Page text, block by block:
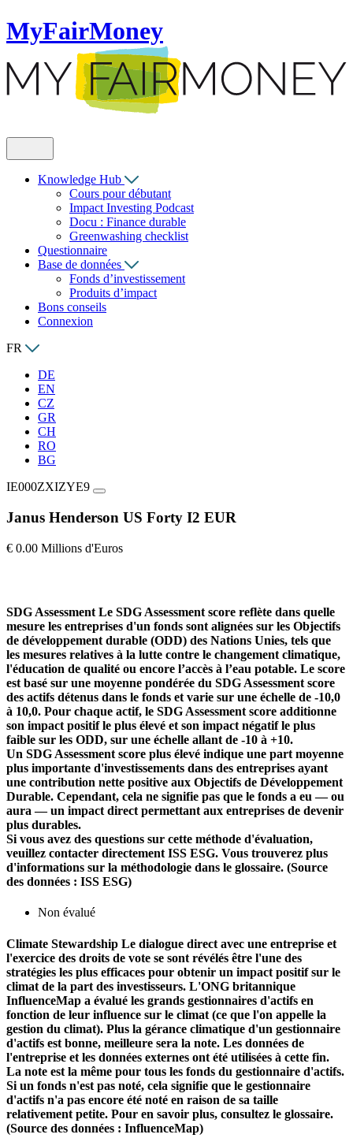
MyFairMoney
Knowledge Hub
Cours pour débutant
Impact Investing Podcast
Docu : Finance durable
Greenwashing checklist
Questionnaire
Base de données
Fonds d’investissement
Produits d’impact
Bons conseils
Connexion
FR
DE
EN
CZ
GR
CH
RO
BG
IE000ZXIZYE9
Janus Henderson US Forty I2 EUR
€ 0.00 Millions d'Euros
SDG Assessment Le SDG Assessment score reflète dans quelle
mesure les entreprises d'un fonds sont alignées sur les Objectifs
de développement durable (ODD) des Nations Unies, tels que
les mesures relatives à la lutte contre le changement climatique,
l'éducation de qualité ou encore l’accès à l’eau potable. Le score
est basé sur une moyenne pondérée du SDG Assessment score
des actifs détenus dans le fonds et varie sur une échelle de -10,0
à 10,0. Pour chaque actif, le SDG Assessment score additionne
son impact positif le plus élevé et son impact négatif le plus
faible sur les ODD, sur une échelle allant de -10 à +10.
Un SDG Assessment score plus élevé indique une part moyenne
plus importante d'investissements dans des entreprises ayant
une contribution nette positive aux Objectifs de Développement
Durable. Cependant, cela ne signifie pas que le fonds a eu — ou
aura — un impact direct permettant aux entreprises de devenir
plus durables.
Si vous avez des questions sur cette méthode d'évaluation,
veuillez contacter directement ISS ESG. Vous trouverez plus
d'informations sur la méthodologie dans le glossaire. (Source
des données : ISS ESG)
Non évalué
Climate Stewardship Le dialogue direct avec une entreprise et
l'exercice des droits de vote se sont révélés être l'une des
stratégies les plus efficaces pour obtenir un impact positif sur le
climat de la part des investisseurs. L'ONG britannique
InfluenceMap a évalué les grands gestionnaires d'actifs en
fonction de leur influence sur le climat (ce que l'on appelle la
gestion du climat). Plus la gérance climatique d'un gestionnaire
d'actifs est bonne, meilleure sera la note. Les données de
l'entreprise et les données externes ont été utilisées à cette fin.
La note est la même pour tous les fonds du gestionnaire d'actifs.
Si un fonds n'est pas noté, cela signifie que le gestionnaire
d'actifs n'a pas encore été noté en raison de sa taille
relativement petite. Pour en savoir plus, consultez le glossaire.
(Source des données : InfluenceMap)